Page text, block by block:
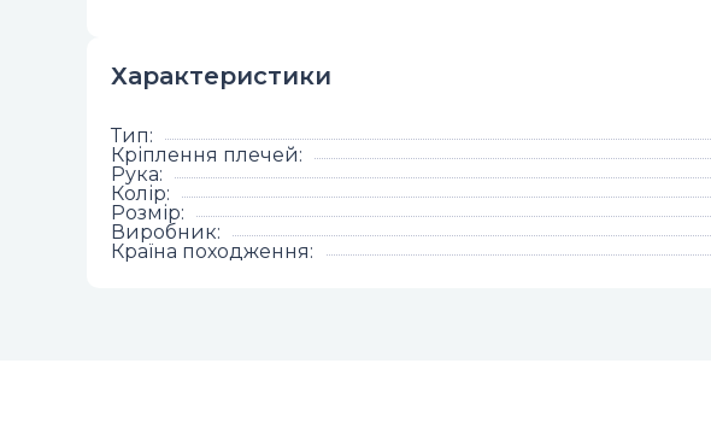
Характеристики
Тип:
Кріплення плечей:
Рука:
Колір:
Розмір:
Виробник:
Країна походження: